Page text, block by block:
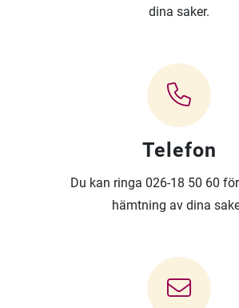
dina saker.
Telefon
Du kan ringa 026-18 50 60
hämtning av dina